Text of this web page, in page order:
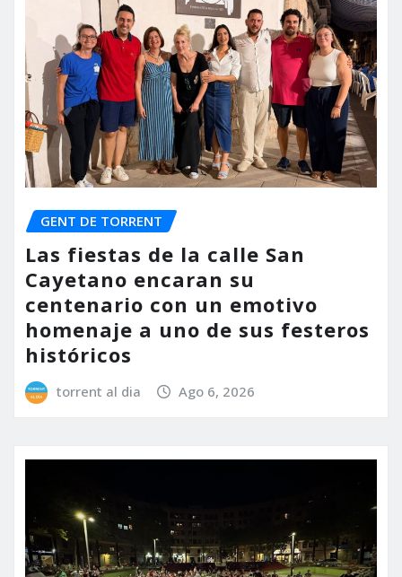
GENT DE TORRENT
Las fiestas de la calle San
Cayetano encaran su
centenario con un emotivo
homenaje a uno de sus festeros
históricos
torrent al dia Ago 6, 2026